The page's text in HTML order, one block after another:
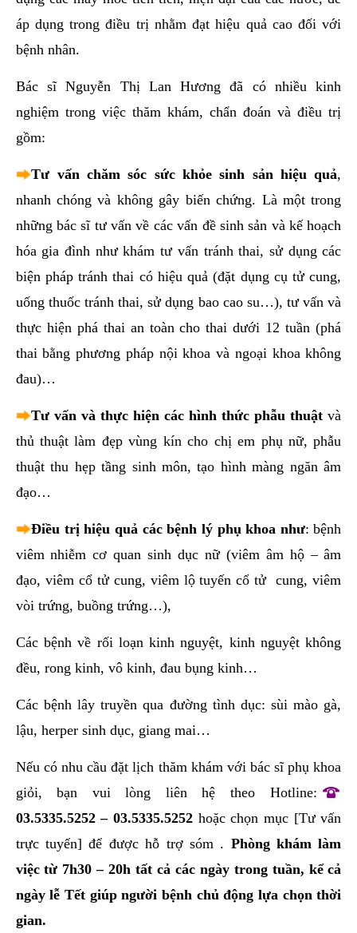
áp dụng trong điều trị nhằm đạt hiệu quả cao đối với
bệnh nhân.
Bác sĩ Nguyễn Thị Lan Hương đã có nhiều kinh
nghiệm trong việc thăm khám, chẩn đoán và điều trị
gồm:
Tư vấn chăm sóc sức khỏe sinh sản hiệu quả,
nhanh chóng và không gây biến chứng. Là một trong
những bác sĩ tư vấn về các vấn đề sinh sản và kế hoạch
hóa gia đình như khám tư vấn tránh thai, sử dụng các
biện pháp tránh thai có hiệu quả (đặt dụng cụ tử cung,
uống thuốc tránh thai, sử dụng bao cao su…), tư vấn và
thực hiện phá thai an toàn cho thai dưới 12 tuần (phá
thai bằng phương pháp nội khoa và ngoại khoa không
đau)…
Tư vấn và thực hiện các hình thức phẫu thuật và
thủ thuật làm đẹp vùng kín cho chị em phụ nữ, phẫu
thuật thu hẹp tầng sinh môn, tạo hình màng ngăn âm
đạo…
Điều trị hiệu quả các bệnh lý phụ khoa như: bệnh
viêm nhiễm cơ quan sinh dục nữ (viêm âm hộ – âm
đạo, viêm cổ tử cung, viêm lộ tuyến cổ tử cung, viêm
vòi trứng, buồng trứng…),
Các bệnh về rối loạn kinh nguyệt, kinh nguyệt không
đều, rong kinh, vô kinh, đau bụng kinh…
Các bệnh lây truyền qua đường tình dục: sùi mào gà,
lậu, herper sinh dục, giang mai…
Nếu có nhu cầu đặt lịch thăm khám với bác sĩ phụ khoa
giỏi, bạn vui lòng liên hệ theo Hotline:
03.5335.5252– 03.5335.5252 hoặc chọn mục [Tư vấn
trực tuyến]để được hỗ trợ sóm . Phòng khám làm
việc từ 7h30 – 20h tất cả các ngày trong tuần, kể cả
ngày lễ Tết giúp người bệnh chủ động lựa chọn thời
gian.